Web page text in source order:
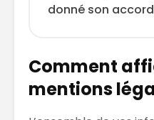
donné son
Comment
mentions